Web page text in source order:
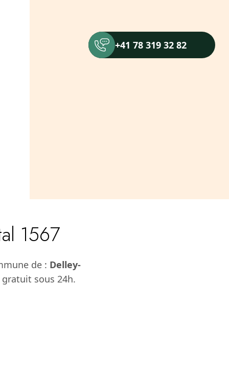
+41 78 319 32 82
1567
de : Delley-
sous 24h.